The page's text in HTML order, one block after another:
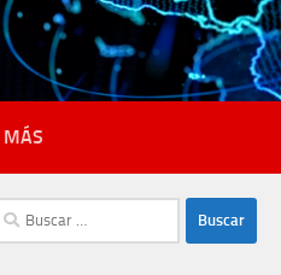
MÁS
Buscar: